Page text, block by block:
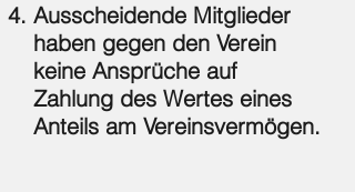
Ausscheidende Mitglieder
haben gegen den Verein
keine Ansprüche auf
Zahlung des Wertes eines
Anteils am Vereinsvermögen.